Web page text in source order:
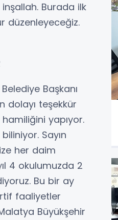
inşallah. Burada ilk
düzenleyeceğiz.
Başkanı
dolayı teşekkür
hamiliğini yapıyor.
Sayın
her daim
4 okulumuzda 2
Bu bir ay
faaliyetler
Büyükşehir